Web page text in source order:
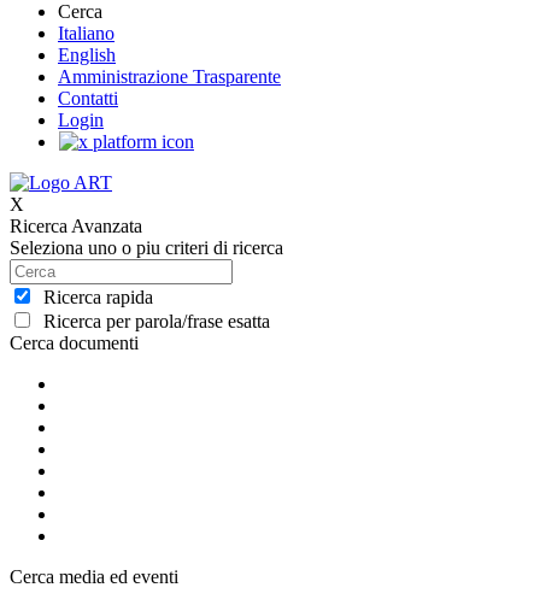
Cerca
Italiano
English
Amministrazione Trasparente
Contatti
Login
X
Ricerca Avanzata
Seleziona uno o piu criteri di ricerca
Ricerca rapida
Ricerca per parola/frase esatta
Cerca documenti
Cerca media ed eventi